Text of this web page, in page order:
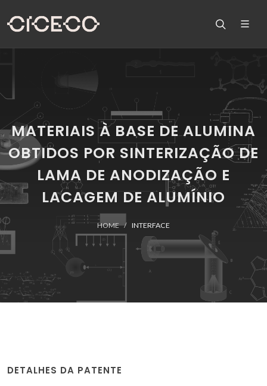
MATERIAIS À BASE DE ALUMINA
OBTIDOS POR SINTERIZAÇÃO DE
LAMA DE ANODIZAÇÃO E
LACAGEM DE ALUMÍNIO
HOME INTERFACE
DETALHES DA PATENTE